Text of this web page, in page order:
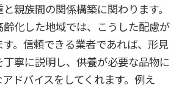
親族間の関係構築に関わります。
化した地域では、こうした配慮が
。信頼できる業者であれば、形見
寧に説明し、供養が必要な品物に
ドバイスをしてくれます。例え